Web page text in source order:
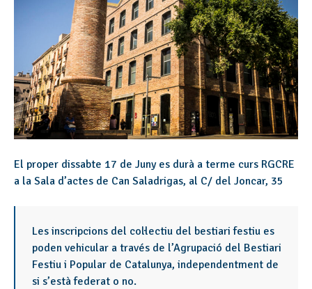
El proper dissabte 17 de Juny es durà a terme curs RGCRE
a la Sala d’actes de Can Saladrigas, al C/ del Joncar, 35
Les inscripcions del col·lectiu del bestiari festiu es
poden vehicular a través de l’Agrupació del Bestiari
Festiu i Popular de Catalunya, independentment de
si s’està federat o no.